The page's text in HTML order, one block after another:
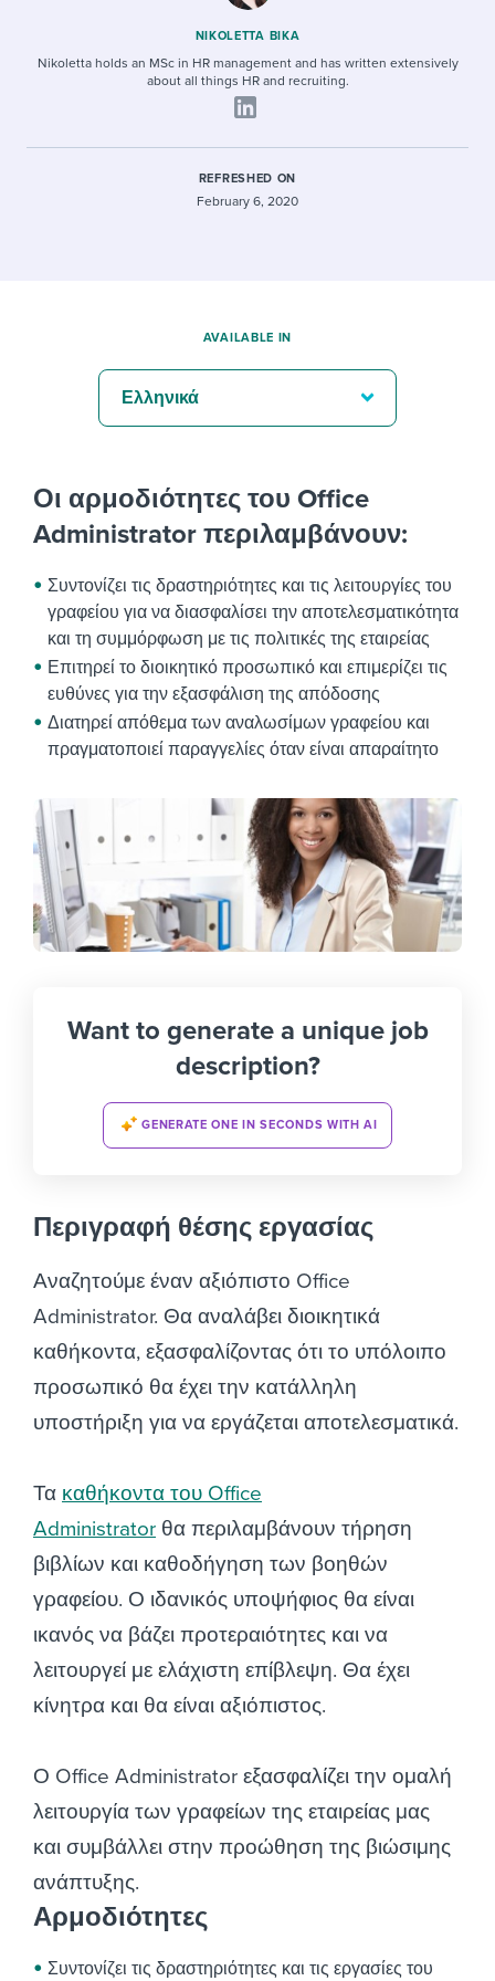
NIKOLETTA BIKA
Nikoletta holds an MSc in HR management and has written extensively
about all things HR and recruiting.
REFRESHED ON
February 6, 2020
Οι αρμοδιότητες του Office
Administrator περιλαμβάνουν:
Συντονίζει τις δραστηριότητες και τις λειτουργίες του
γραφείου για να διασφαλίσει την αποτελεσματικότητα
και τη συμμόρφωση με τις πολιτικές της εταιρείας
Επιτηρεί το διοικητικό προσωπικό και επιμερίζει τις
ευθύνες για την εξασφάλιση της απόδοσης
Διατηρεί απόθεμα των αναλωσίμων γραφείου και
πραγματοποιεί παραγγελίες όταν είναι απαραίτητο
Want to generate a unique job
description?
GENERATE ONE IN SECONDS WITH AI
Περιγραφή θέσης εργασίας
Αναζητούμε έναν αξιόπιστο Office
Administrator. Θα αναλάβει διοικητικά
καθήκοντα, εξασφαλίζοντας ότι το υπόλοιπο
προσωπικό θα έχει την κατάλληλη
υποστήριξη για να εργάζεται αποτελεσματικά.
Τα καθήκοντα του Office
Administrator θα περιλαμβάνουν τήρηση
βιβλίων και καθοδήγηση των βοηθών
γραφείου. Ο ιδανικός υποψήφιος θα είναι
ικανός να βάζει προτεραιότητες και να
λειτουργεί με ελάχιστη επίβλεψη. Θα έχει
κίνητρα και θα είναι αξιόπιστος.
Ο Office Administrator εξασφαλίζει την ομαλή
λειτουργία των γραφείων της εταιρείας μας
και συμβάλλει στην προώθηση της βιώσιμης
ανάπτυξης.
Αρμοδιότητες
Συντονίζει τις δραστηριότητες και τις εργασίες του
AVAILABLE IN
Ελληνικά